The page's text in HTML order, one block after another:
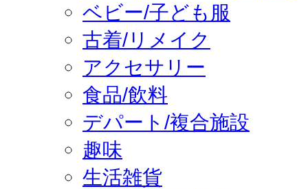
ベビー/子ども服
古着/リメイク
アクセサリー
食品/飲料
デパート/複合施設
趣味
生活雑貨